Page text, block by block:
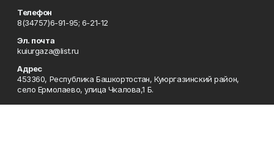
Телефон
8(34757)6-91-95; 6-21-12
Эл. почта
kuiurgaza@list.ru
Адрес
453360, Республика Башкортостан, Куюргазинский район,
село Ермолаево, улица Чкалова,1 Б.
Рекламная служба